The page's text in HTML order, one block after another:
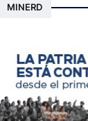
MINERD